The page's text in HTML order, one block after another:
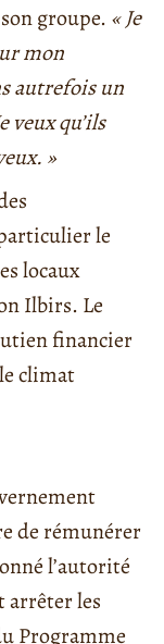
groupe. « Je
mon
autrefois un
veux qu’ils
»
le
locaux
Ilbirs. Le
financier
climat
de rémunérer
l’autorité
les
Programme